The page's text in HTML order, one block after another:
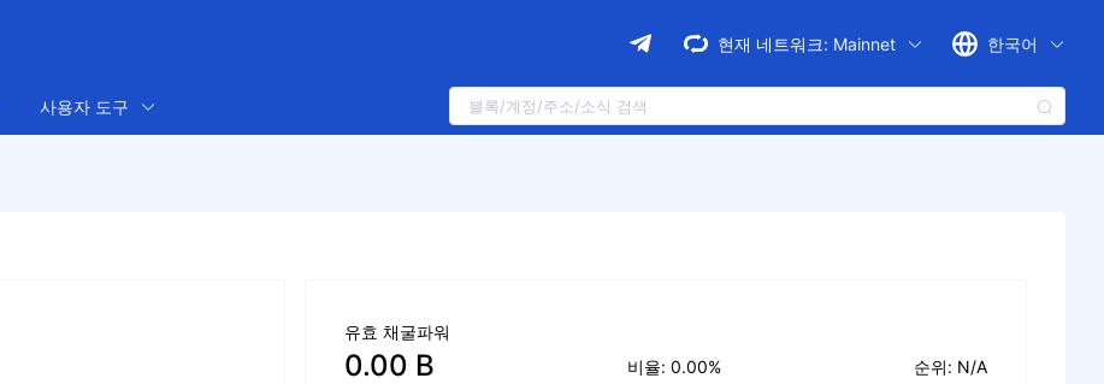
현재 네트워크: Mainnet 한국어
사용자 도구
유효 채굴파워
0.00 B 비율: 0.00% 순위: N/A